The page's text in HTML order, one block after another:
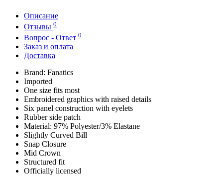
Описание
Отзывы 0
Вопрос - Ответ 0
Заказ и оплата
Доставка
Brand: Fanatics
Imported
One size fits most
Embroidered graphics with raised details
Six panel construction with eyelets
Rubber side patch
Material: 97% Polyester/3% Elastane
Slightly Curved Bill
Snap Closure
Mid Crown
Structured fit
Officially licensed